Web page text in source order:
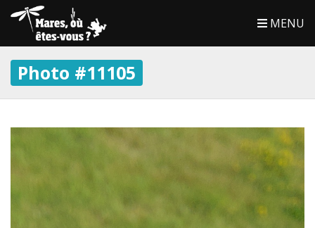
MENU
Photo #11105